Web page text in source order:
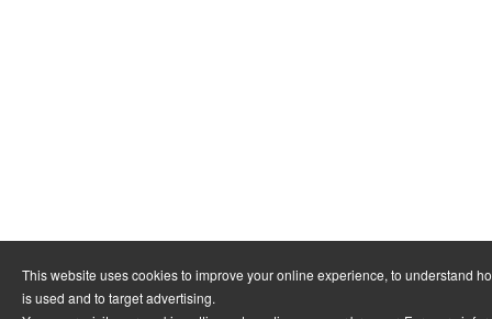
This website uses cookies to improve your online experience, to understand
is used and to target advertising.